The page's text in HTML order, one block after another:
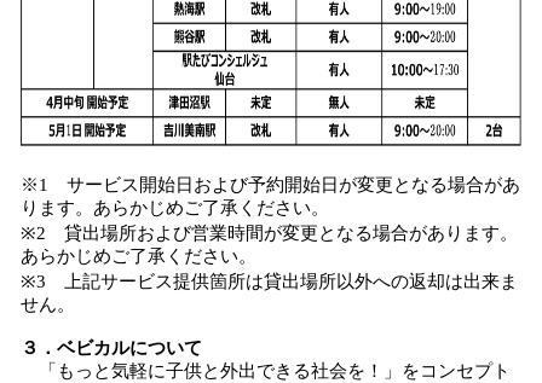
※1 サービス開始日および予約開始日が変更となる場合があ
ります。あらかじめご了承ください。
※2 貸出場所および営業時間が変更となる場合があります。
あらかじめご了承ください。
※3 上記サービス提供箇所は貸出場所以外への返却は出来ま
せん。
３．ベビカルについて
「もっと気軽に子供と外出できる社会を！」をコンセプト